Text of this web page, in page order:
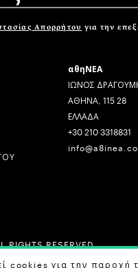
Απορρήτου για την
αθηΝΕΑ
ΙΩΝΟΣ
ΑΘΗΝΑ, 115 28
ΕΛΛΑΔΑ
+30 210 3318831
RESERVED.
BY
cookies για την παροχή